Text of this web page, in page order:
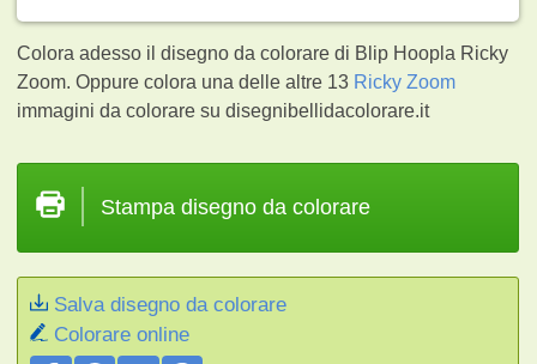
Colora adesso il disegno da colorare di Blip Hoopla Ricky
Zoom. Oppure colora una delle altre 13 Ricky Zoom
immagini da colorare su disegnibellidacolorare.it
Stampa disegno da colorare
Salva disegno da colorare
Colorare online